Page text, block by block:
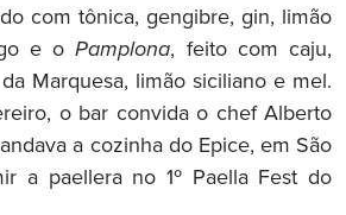
com tônica, gengibre, gin, limão
e o Pamplona, feito com caju,
Marquesa, limão siciliano e mel.
o bar convida o chef Alberto
a cozinha do Epice, em São
a paellera no 1º Paella Fest do